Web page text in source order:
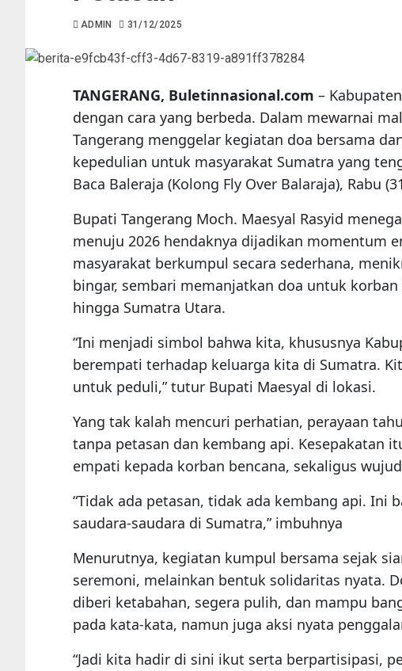
ADMIN 31/12/2025
TANGERANG, Buletinnasional.com –
dengan cara yang berbeda. Dalam mewarnai
Tangerang menggelar kegiatan doa bersama
kepedulian untuk masyarakat Sumatra yang
Baca Baleraja (Kolong Fly Over Balaraja), Rabu
Bupati Tangerang Moch. Maesyal Rasyid
menuju 2026 hendaknya dijadikan momentum
masyarakat berkumpul secara sederhana,
bingar, sembari memanjatkan doa untuk
hingga Sumatra Utara.
“Ini menjadi simbol bahwa kita, khususnya
berempati terhadap keluarga kita di Sumatra.
untuk peduli,” tutur Bupati Maesyal di lokasi.
Yang tak kalah mencuri perhatian, perayaan
tanpa petasan dan kembang api. Kesepakatan
empati kepada korban bencana, sekaligus
“Tidak ada petasan, tidak ada kembang api. Ini
saudara-saudara di Sumatra,” imbuhnya
Menurutnya, kegiatan kumpul bersama sejak
seremoni, melainkan bentuk solidaritas nyata.
diberi ketabahan, segera pulih, dan mampu
pada kata-kata, namun juga aksi nyata
“Jadi kita hadir di sini ikut serta berpartisipasi,